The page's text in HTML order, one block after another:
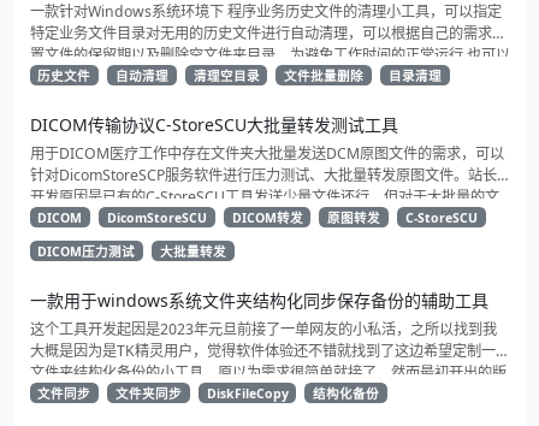
一款针对Windows系统环境下 程序业务历史文件的清理小工具，可以指定
特定业务文件目录对无用的历史文件进行自动清理，可以根据自己的需求设
置文件的保留期以及删除空文件夹目录。为避免工作时间的正常运行 也可以
设置闲时执行（0点到7点）。
历史文件 自动清理 清理空目录 文件批量删除 目录清理
DICOM传输协议C-StoreSCU大批量转发测试工具
用于DICOM医疗工作中存在文件夹大批量发送DCM原图文件的需求，可以
针对DicomStoreSCP服务软件进行压力测试、大批量转发原图文件。站长
开发原因是已有的C-StoreSCU工具发送少量文件还行，但对于大批量的文
件发送实在力有未逮，于是就开发了一个大批量的发送测试工具（C-
StoreSCU）专门用于工作测试的版本，然后再基于这一版的软件美化下界
面后就诞生了这款DicomStoreSCU。
DICOM DicomStoreSCU DICOM转发 原图转发
C-StoreSCU
DICOM压力测试
大批量转发
一款用于windows系统文件夹结构化同步保存备份的辅助工具
这个工具开发起因是2023年元旦前接了一单网友的小私活，之所以找到我
大概是因为是TK精灵用户，觉得软件体验还不错就找到了这边希望定制一款
文件夹结构化备份的小工具，原以为需求很简单就接了，然而最初开出的版
本体验备份效率却非常的拉跨，期间对方给我提供了一些比较好的建议和思
文件同步 文件夹同步 DiskFileCopy 结构化备份